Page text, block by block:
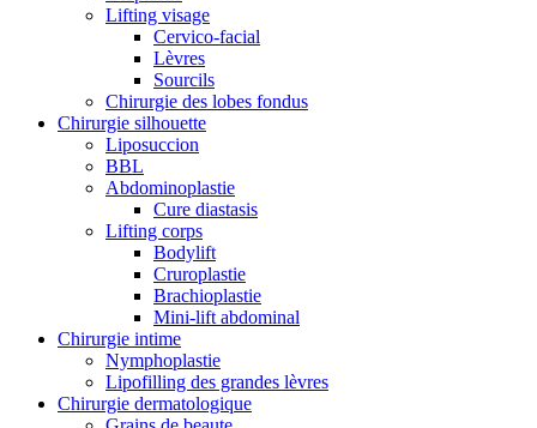
Lifting visage
Cervico-facial
Lèvres
Sourcils
Chirurgie des lobes fondus
Chirurgie silhouette
Liposuccion
BBL
Abdominoplastie
Cure diastasis
Lifting corps
Bodylift
Cruroplastie
Brachioplastie
Mini-lift abdominal
Chirurgie intime
Nymphoplastie
Lipofilling des grandes lèvres
Chirurgie dermatologique